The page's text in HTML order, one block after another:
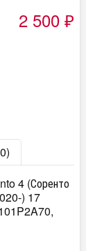
2 500 ₽
4 (Соренто
) 17